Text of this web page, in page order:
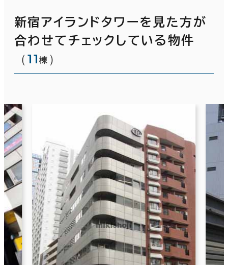
新宿アイランドタワーを見た方が
合わせてチェックしている物件
（11棟 ）